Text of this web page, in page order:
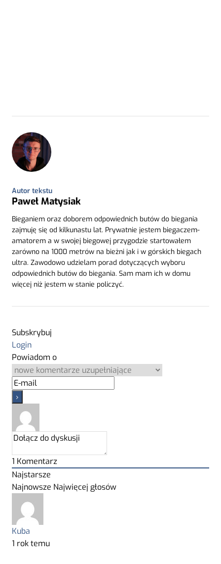
Autor tekstu
Paweł Matysiak
Bieganiem oraz doborem odpowiednich butów do biegania
zajmuję się od kilkunastu lat. Prywatnie jestem biegaczem-
amatorem a w swojej biegowej przygodzie startowałem
zarówno na 1000 metrów na bieżni jak i w górskich biegach
ultra. Zawodowo udzielam porad dotyczących wyboru
odpowiednich butów do biegania. Sam mam ich w domu
więcej niż jestem w stanie policzyć.
Subskrybuj
Login
Powiadom o
1 Komentarz
Najstarsze
Najnowsze Najwięcej głosów
Kuba
1 rok temu